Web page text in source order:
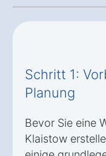
Schritt 1:
Planung
Bevor Sie eine
Klaistow